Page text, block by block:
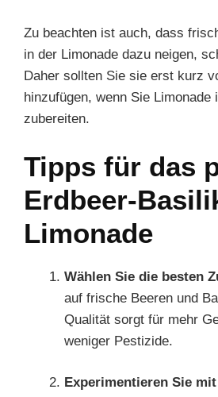
Zu beachten ist auch, dass
in der Limonade dazu neigen,
Daher sollten Sie sie erst kurz
hinzufügen, wenn Sie Limonade
zubereiten.
Tipps für das
Erdbeer-
Limonade
Wählen Sie die besten
auf frische Beeren und
Qualität sorgt für mehr
weniger Pestizide.
Experimentieren Sie